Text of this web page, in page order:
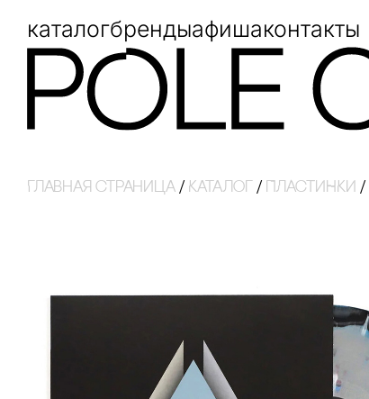
каталогбрендыафишаконтакты
Главная страница / Каталог / ПЛАсТИНКИ /